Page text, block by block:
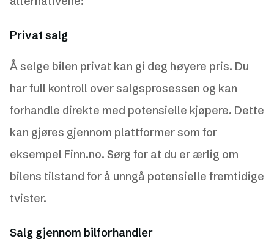
Privat salg
Å selge bilen privat kan gi deg høyere pris. Du
har full kontroll over salgsprosessen og kan
forhandle direkte med potensielle kjøpere. Dette
kan gjøres gjennom plattformer som for
eksempel Finn.no. Sørg for at du er ærlig om
bilens tilstand for å unngå potensielle fremtidige
tvister.
Salg gjennom bilforhandler